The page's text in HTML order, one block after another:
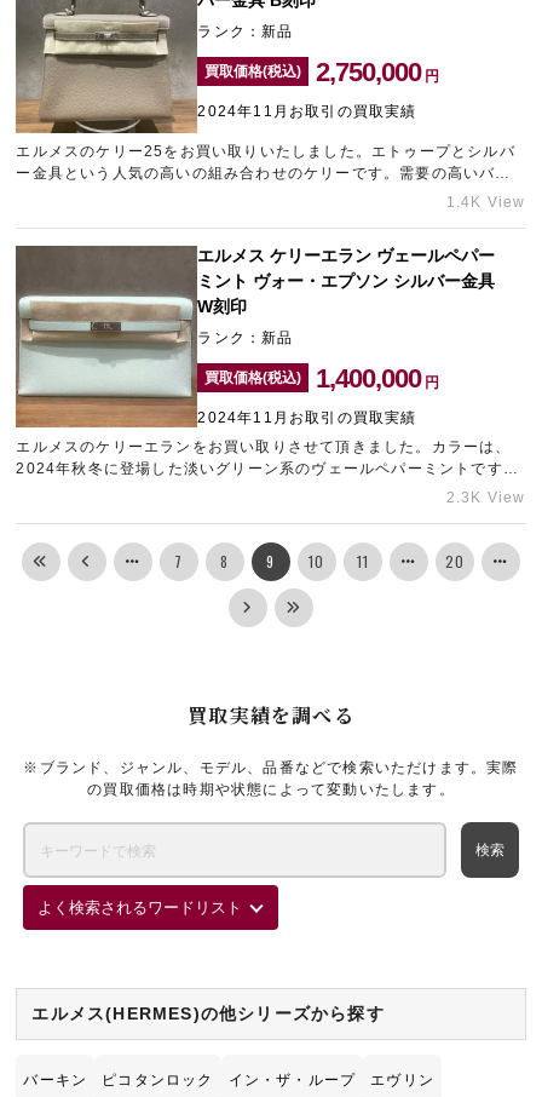
買取実績を調べる
※ブランド、ジャンル、モデル、品番などで検索いただけます。実際
の買取価格は時期や状態によって変動いたします。
よく検索されるワードリスト
エルメス(HERMES)の他シリーズから探す
バーキン ピコタンロック イン・ザ・ループ エヴリン
ランク：新品
買取価格(税込) 2,750,000 円
2024年11月お取引の買取実績
エルメスのケリー25をお買い取りいたしました。エトゥープとシルバ
ー金具という人気の高いの組み合わせのケリーです。需要の高いバッ
グを新品状態でお持ち込みいただけたため、高価買取させていただき
い。タイムゾーン中野ブロードウェイではブランド時計はもちろんの
こと、エルメスなどのブランド品も積極的に買い取りしております。
1.4K View
エルメス ケリーエラン ヴェールペパー
ミント ヴォー・エプソン シルバー金具
W刻印
ランク：新品
買取価格(税込) 1,400,000 円
2024年11月お取引の買取実績
エルメスのケリーエランをお買い取りさせて頂きました。カラーは、
2024年秋冬に登場した淡いグリーン系のヴェールペパーミントです。
最新色のバッグを新品状態でお持ち込みいただけたため、できる限り
ャラリーレア小田急新宿店」にお問い合わせくださいませ。
2.3K View
7 8 9 10 11 20